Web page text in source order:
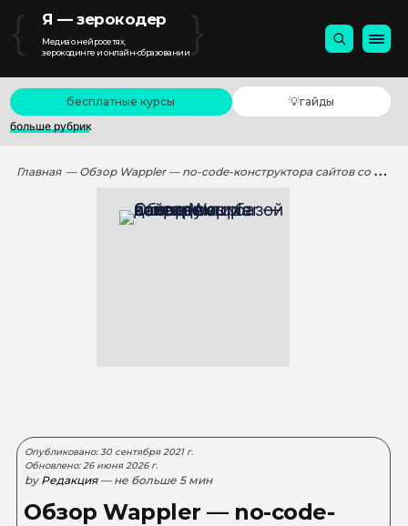
{ Я — зерокодер
Медиа о нейросетях,
зерокодинге и онлайн-образовании}
бесплатные курсы
💡гайды
больше рубрик
Главная — Обзор Wappler — no-code-конструктора сайтов со встроенным бэкендом и базой данных
Опубликовано: 30 сентября 2021 г.
Обновлено: 26 июня 2026 г.
by Редакция — не больше 5 мин
Обзор Wappler — no-code-